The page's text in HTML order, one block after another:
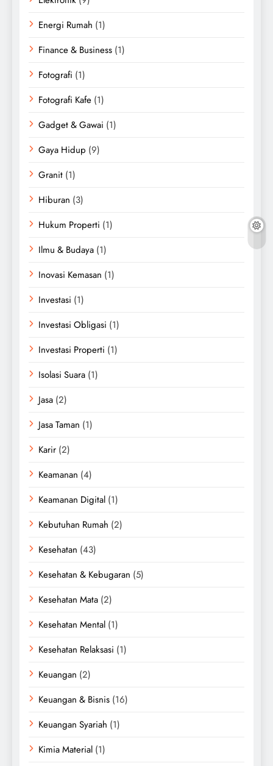
Energi Rumah (1)
Finance & Business (1)
Fotografi (1)
Fotografi Kafe (1)
Gadget & Gawai (1)
Gaya Hidup (9)
Granit (1)
Hiburan (3)
Hukum Properti (1)
Ilmu & Budaya (1)
Inovasi Kemasan (1)
Investasi (1)
Investasi Obligasi (1)
Investasi Properti (1)
Isolasi Suara (1)
Jasa (2)
Jasa Taman (1)
Karir (2)
Keamanan (4)
Keamanan Digital (1)
Kebutuhan Rumah (2)
Kesehatan (43)
Kesehatan & Kebugaran (5)
Kesehatan Mata (2)
Kesehatan Mental (1)
Kesehatan Relaksasi (1)
Keuangan (2)
Keuangan & Bisnis (16)
Keuangan Syariah (1)
Kimia Material (1)